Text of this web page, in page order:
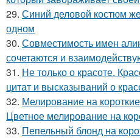
29. Синий деловой костюм
одном
30. Совместимость имен
сочетаются и
31. Не только о красоте.
цитат и высказываний о
32. Мелирование на
Цветное мелирование на
33. Пепельный блонд на